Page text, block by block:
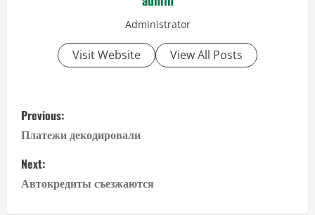
Administrator
Visit Website View All Posts
P
o
s
t
Previous:
Платежи декодировали
Next:
Автокредиты съезжаются